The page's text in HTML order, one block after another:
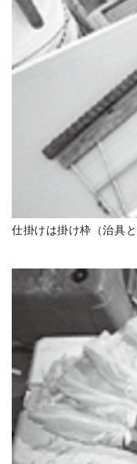
仕掛けは掛け枠（治具